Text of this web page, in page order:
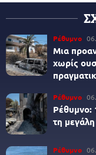
Ρέθυμνο
Μια
χωρίς
Ρέθυμνο
Ρέθυμνο:
τη
Ρέθυμνο